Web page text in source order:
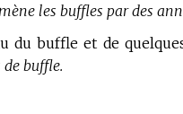
les buffles par des
du buffle et de
buffle.